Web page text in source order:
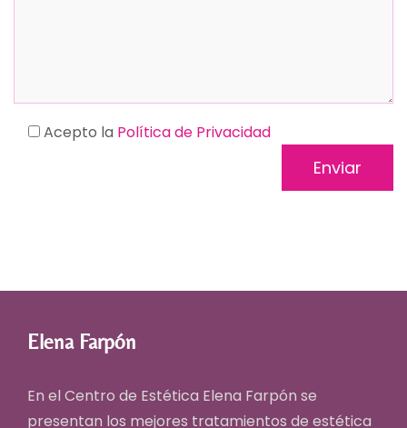
Acepto la Política de Privacidad
Elena Farpón
En el Centro de Estética Elena Farpón se
presentan los mejores tratamientos de estética